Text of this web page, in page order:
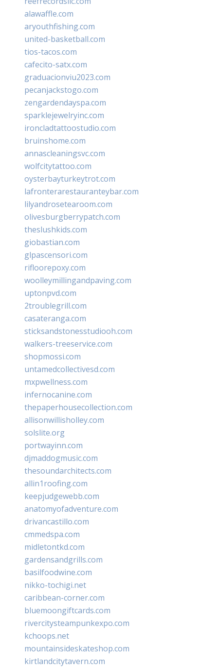
alawaffle.com
aryouthfishing.com
united-basketball.com
tios-tacos.com
cafecito-satx.com
graduacionviu2023.com
pecanjackstogo.com
zengardendayspa.com
sparklejewelryinc.com
ironcladtattoostudio.com
bruinshome.com
annascleaningsvc.com
wolfcitytattoo.com
oysterbayturkeytrot.com
lafronterarestauranteybar.com
lilyandrosetearoom.com
olivesburgberrypatch.com
theslushkids.com
giobastian.com
glpascensori.com
rifloorepoxy.com
woolleymillingandpaving.com
uptonpvd.com
2troublegrill.com
casateranga.com
sticksandstonesstudiooh.com
walkers-treeservice.com
shopmossi.com
untamedcollectivesd.com
mxpwellness.com
infernocanine.com
thepaperhousecollection.com
allisonwillisholley.com
solslite.org
portwayinn.com
djmaddogmusic.com
thesoundarchitects.com
allin1roofing.com
keepjudgewebb.com
anatomyofadventure.com
drivancastillo.com
cmmedspa.com
midletontkd.com
gardensandgrills.com
basilfoodwine.com
nikko-tochigi.net
caribbean-corner.com
bluemoongiftcards.com
rivercitysteampunkexpo.com
kchoops.net
mountainsideskateshop.com
kirtlandcitytavern.com